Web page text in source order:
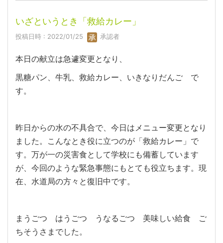
いざというとき「救給カレー」
投稿日時 : 2022/01/25 承認者
本日の献立は急遽変更となり、
黒糖パン、牛乳、救給カレー、いきなりだんご で
す。
昨日からの水の不具合で、今日はメニュー変更となり
ました。こんなとき役に立つのが「救給カレー」で
す。万が一の災害食として学校にも備蓄しています
が、今回のような緊急事態にもとても役立ちます。現
在、水道局の方々と復旧中です。
まうごつ はうごつ うなるごつ 美味しい給食 ご
ちそうさまでした。